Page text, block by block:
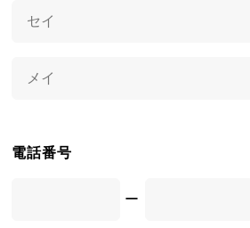
電話番号
ー